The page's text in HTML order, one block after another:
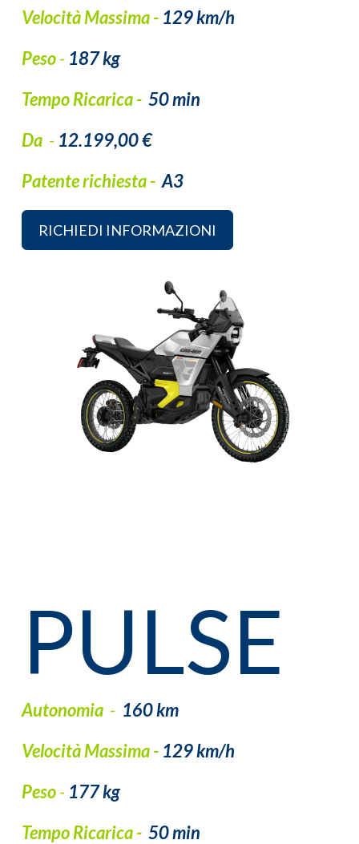
Velocità Massima - 129 km/h
Peso- 187 kg
Tempo Ricarica - 50 min
Da- 12.199,00 €
Patente richiesta - A3
RICHIEDI INFORMAZIONI
PULSE
Autonomia- 160 km
Velocità Massima - 129 km/h
Peso- 177 kg
Tempo Ricarica - 50 min